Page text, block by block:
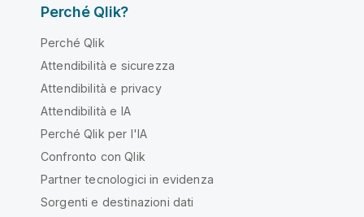
Perché Qlik?
Perché Qlik
Attendibilità e sicurezza
Attendibilità e privacy
Attendibilità e IA
Perché Qlik per l'IA
Confronto con Qlik
Partner tecnologici in evidenza
Sorgenti e destinazioni dati